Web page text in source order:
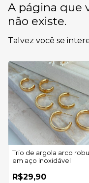
A página que
não existe.
Talvez você se
Trio de argola arco
em aço inoxidável
R$29,90